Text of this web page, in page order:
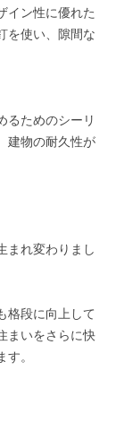
イン性に優れた
を使い、隙間な
るためのシーリ
建物の耐久性が
まれ変わりまし
格段に向上して
まいをさらに快
。